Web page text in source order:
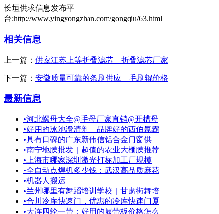
长垣供求信息发布平
台:http://www.yingyongzhan.com/gongqiu/63.html
相关信息
上一篇： 供应江苏上等折叠滤芯 折叠滤芯厂家
下一篇： 安徽质量可靠的条刷供应 毛刷辊价格
最新信息
•河北螺母大全@毛母厂家直销@开槽母
•好用的泳池澄清剂＿品牌好的西伯氯霸
•具有口碑的广东新伟信铝合金门窗供
•南宁地膜批发｜超值的农业大棚膜推荐
• 上海市哪家深圳激光打标加工厂规模
•全自动点焊机多少钱：武汉高品质麻花
•机器人搬运
•兰州哪里有舞蹈培训学校｜甘肃街舞培
•合川冷库快速门，优惠的冷库快速门厦
•大连四轮一带：好用的履带板价格怎么